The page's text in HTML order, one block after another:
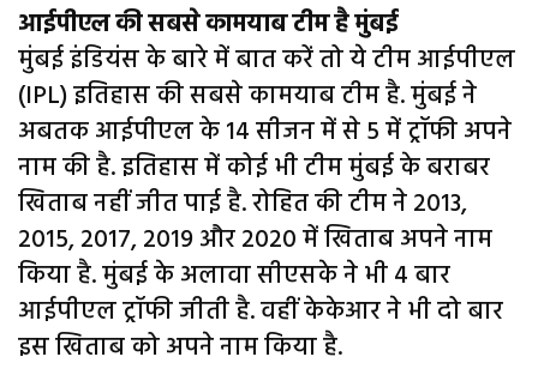
आईपीएल की सबसे कामयाब टीम है मुंबई
मुंबई इंडियंस के बारे में बात करें तो ये टीम आईपीएल
(IPL) इतिहास की सबसे कामयाब टीम है. मुंबई ने
अबतक आईपीएल के 14 सीजन में से 5 में ट्रॉफी अपने
नाम की है. इतिहास में कोई भी टीम मुंबई के बराबर
खिताब नहीं जीत पाई है. रोहित की टीम ने 2013,
2015, 2017, 2019 और 2020 में खिताब अपने नाम
किया है. मुंबई के अलावा सीएसके ने भी 4 बार
आईपीएल ट्रॉफी जीती है. वहीं केकेआर ने भी दो बार
इस खिताब को अपने नाम किया है.